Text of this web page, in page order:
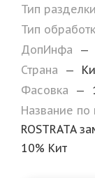
Тип разделки
Тип
ДопИнфа
—
Страна
—
Фасовка
—
Название по
ROSTRATA
10% Кит